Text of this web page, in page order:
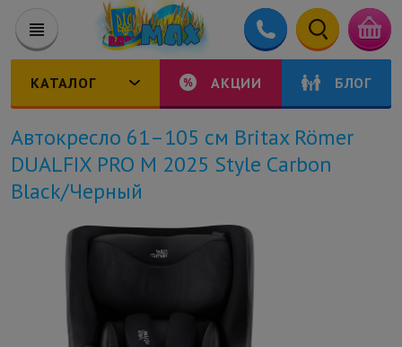
КАТАЛОГ АКЦИИ БЛОГ
Автокресло 61–105 см Britax Römer
DUALFIX PRO M 2025 Style Carbon
Black/Черный